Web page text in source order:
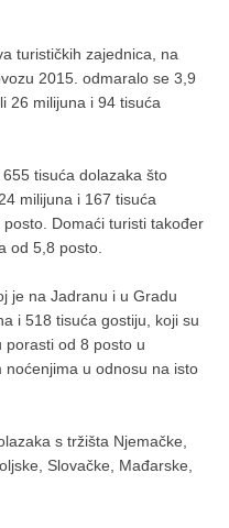
turističkih zajednica, na
2015. odmaralo se 3,9
26 milijuna i 94 tisuća
tisuća dolazaka što
milijuna i 167 tisuća
Domaći turisti također
od 5,8 posto.
je na Jadranu i u Gradu
i 518 tisuća gostiju, koji su
porasti od 8 posto u
u odnosu na isto
s tržišta Njemačke,
Slovačke, Mađarske,